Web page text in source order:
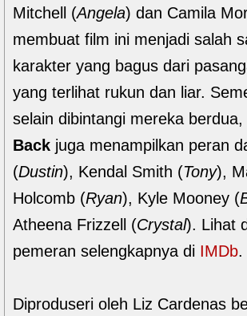
Mitchell (Angela) dan Camila
membuat film ini menjadi salah
karakter yang bagus dari
yang terlihat rukun dan liar.
selain dibintangi mereka berdua,
Back juga menampilkan peran
(Dustin), Kendal Smith (Tony),
Holcomb (Ryan), Kyle Mooney (
Atheena Frizzell (Crystal). Lihat
pemeran selengkapnya di IMDb.
Diproduseri oleh Liz Cardenas